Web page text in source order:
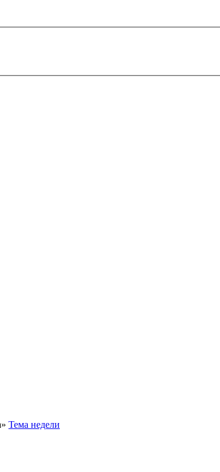
Тема недели